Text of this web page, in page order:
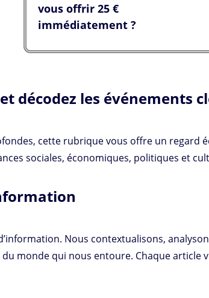
vous offrir 25 €
immédiatement ?
décodez les événements
cette rubrique vous offre un regard
sociales, économiques, politiques et
Nous contextualisons,
monde qui nous entoure. Chaque article